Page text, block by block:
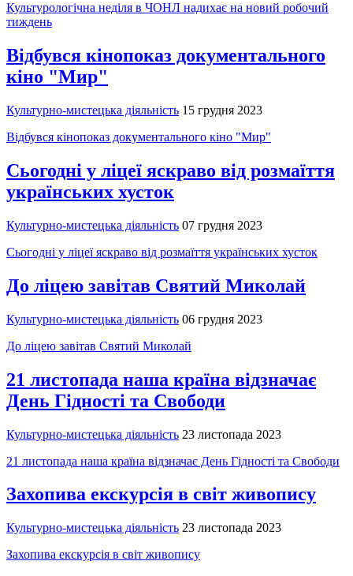
Культурологічна неділя в ЧОНЛ надихає на новий робочий
тиждень
Відбувся кінопоказ документального
кіно "Мир"
Культурно-мистецька діяльність 15 грудня 2023
Відбувся кінопоказ документального кіно "Мир"
Сьогодні у ліцеї яскраво від розмаїття
українських хусток
Культурно-мистецька діяльність 07 грудня 2023
Сьогодні у ліцеї яскраво від розмаїття українських хусток
До ліцею завітав Святий Миколай
Культурно-мистецька діяльність 06 грудня 2023
До ліцею завітав Святий Миколай
21 листопада наша країна відзначає
День Гідності та Свободи
Культурно-мистецька діяльність 23 листопада 2023
21 листопада наша країна відзначає День Гідності та Свободи
Захопива екскурсія в світ живопису
Культурно-мистецька діяльність 23 листопада 2023
Захопива екскурсія в світ живопису